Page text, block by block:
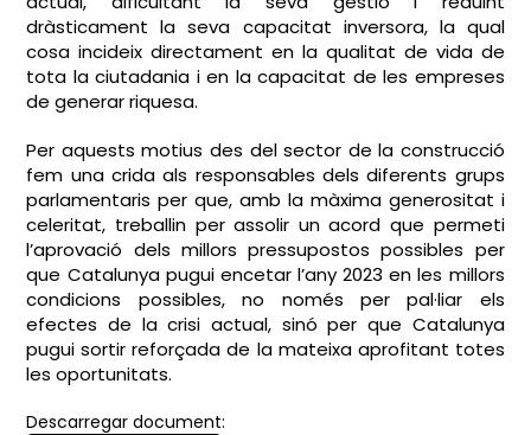
dràsticament la seva capacitat inversora, la qual
cosa incideix directament en la qualitat de vida de
tota la ciutadania i en la capacitat de les empreses
de generar riquesa.
Per aquests motius des del sector de la construcció
fem una crida als responsables dels diferents grups
parlamentaris per que, amb la màxima generositat i
celeritat, treballin per assolir un acord que permeti
l’aprovació dels millors pressupostos possibles per
que Catalunya pugui encetar l’any 2023 en les millors
condicions possibles, no només per pal·liar els
efectes de la crisi actual, sinó per que Catalunya
pugui sortir reforçada de la mateixa aprofitant totes
les oportunitats.
Descarregar document: